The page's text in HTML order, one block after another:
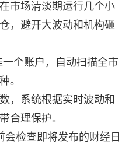
市场清淡期运行几个小
，避开大波动和机构砸
个账户，自动扫描全市
。
，系统根据实时波动和
合理保护。
检查即将发布的财经日